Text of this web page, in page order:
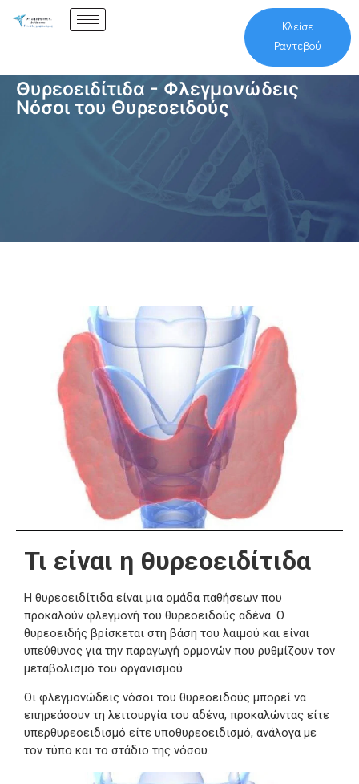
Κλείσε
Ραντεβού
Θυρεοειδίτιδα - Φλεγμονώδεις
Νόσοι του Θυρεοειδούς
Τι είναι η θυρεοειδίτιδα
Η θυρεοειδίτιδα είναι μια ομάδα παθήσεων που
προκαλούν φλεγμονή του θυρεοειδούς αδένα. Ο
θυρεοειδής βρίσκεται στη βάση του λαιμού και είναι
υπεύθυνος για την παραγωγή ορμονών που ρυθμίζουν τον
μεταβολισμό του οργανισμού.
Οι φλεγμονώδεις νόσοι του θυρεοειδούς μπορεί να
επηρεάσουν τη λειτουργία του αδένα, προκαλώντας είτε
υπερθυρεοειδισμό είτε υποθυρεοειδισμό, ανάλογα με
τον τύπο και το στάδιο της νόσου.